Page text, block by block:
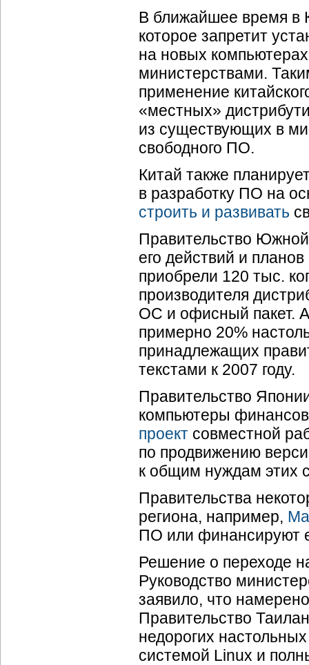
В ближайшее время в
которое запретит
на новых
министерствами.
применение
«местных»
из существующих в
свободного ПО.
Китай также
в разработку ПО на
строить и развивать
Правительство
его действий и
приобрели 120 тыс.
производителя
ОС и офисный пакет.
примерно 20%
принадлежащих
текстами к 2007 году.
Правительство
компьютеры
проект совместной
по продвижению
к общим нуждам этих
Правительства
региона, например,
ПО или финансируют
Решение о переходе
Руководство
заявило, что
Правительство
недорогих
системой Linux и